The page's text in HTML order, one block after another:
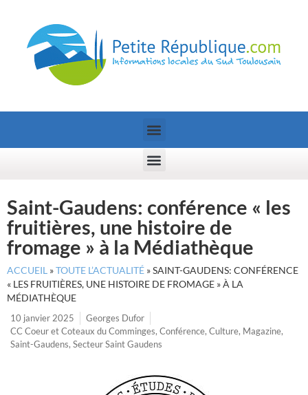
Saint-Gaudens: conférence « les
fruitières, une histoire de
fromage » à la Médiathèque
ACCUEIL »TOUTE L’ACTUALITÉ »SAINT-GAUDENS: CONFÉRENCE
« LES FRUITIÈRES, UNE HISTOIRE DE FROMAGE » À LA
MÉDIATHÈQUE
10 janvier 2025
Georges Dufor
CC Coeur et Coteaux du Comminges, Conférence, Culture, Magazine,
Saint-Gaudens, Secteur Saint Gaudens